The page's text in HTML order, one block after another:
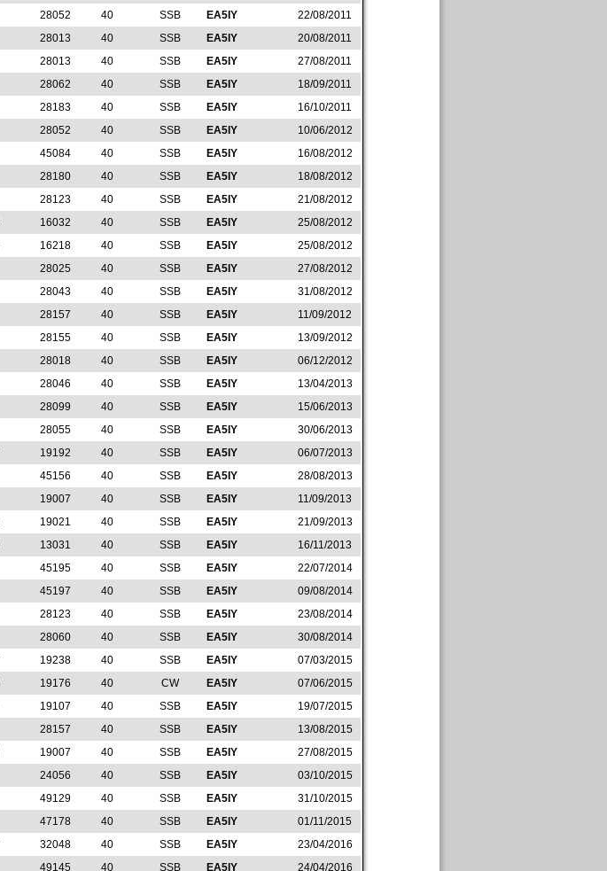
28052 40 SSB EA5IY
22/08/2011
28013 40 SSB EA5IY
20/08/2011
28013 40 SSB EA5IY
27/08/2011
28062 40 SSB EA5IY
18/09/2011
28183 40 SSB EA5IY
16/10/2011
28052 40 SSB EA5IY
10/06/2012
45084 40 SSB EA5IY
16/08/2012
28180 40 SSB EA5IY
18/08/2012
28123 40 SSB EA5IY
21/08/2012
16032 40 SSB EA5IY
25/08/2012
16218 40 SSB EA5IY
25/08/2012
28025 40 SSB EA5IY
27/08/2012
28043 40 SSB EA5IY
31/08/2012
28157 40 SSB EA5IY
11/09/2012
28155 40 SSB EA5IY
13/09/2012
28018 40 SSB EA5IY
06/12/2012
28046 40 SSB EA5IY
13/04/2013
28099 40 SSB EA5IY
15/06/2013
28055 40 SSB EA5IY
30/06/2013
19192 40 SSB EA5IY
06/07/2013
45156 40 SSB EA5IY
28/08/2013
19007 40 SSB EA5IY
11/09/2013
19021 40 SSB EA5IY
21/09/2013
13031 40 SSB EA5IY
16/11/2013
45195 40 SSB EA5IY
22/07/2014
45197 40 SSB EA5IY
09/08/2014
28123 40 SSB EA5IY
23/08/2014
28060 40 SSB EA5IY
30/08/2014
19238 40 SSB EA5IY
07/03/2015
19176 40 CW EA5IY
07/06/2015
19107 40 SSB EA5IY
19/07/2015
28157 40 SSB EA5IY
13/08/2015
19007 40 SSB EA5IY
27/08/2015
24056 40 SSB EA5IY
03/10/2015
49129 40 SSB EA5IY
31/10/2015
47178 40 SSB EA5IY
01/11/2015
32048 40 SSB EA5IY
23/04/2016
49145 40 SSB EA5IY 24/04/2016